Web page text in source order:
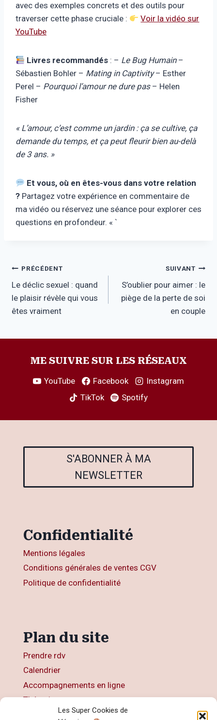
Les Super Cookies de
avec des exemples concrets et des outils pour
traverser cette phase cruciale :
Voir la vidéo sur
YouTube
Livres recommandés : – Le Bug Humain–
Sébastien Bohler – Mating in Captivity– Esther
Perel – Pourquoi l’amour ne dure pas– Helen
Fisher
« L’amour, c’est comme un jardin : ça se cultive, ça
demande du temps, et ça peut fleurir bien au-delà
de 3 ans. »
Et vous, où en êtes-vous dans votre relation
? Partagez votre expérience en commentaire de
ma vidéo ou réservez une séance pour explorer ces
questions en profondeur. « `
Navigation
de
l’article
PRÉCÉDENT
Le déclic sexuel : quand
le plaisir révèle qui vous
êtes vraiment
SUIVANT
S’oublier pour aimer : le
piège de la perte de soi
en couple
ME SUIVRE SUR LES RÉSEAUX
YouTube Facebook
Instagram
TikTok
Spotify
S'ABONNER À MA
NEWSLETTER
Confidentialité
Mentions légales
Conditions générales de ventes CGV
Politique de confidentialité
Plan du site
Prendre rdv
Calendrier
Accompagnements en ligne
Thérapies